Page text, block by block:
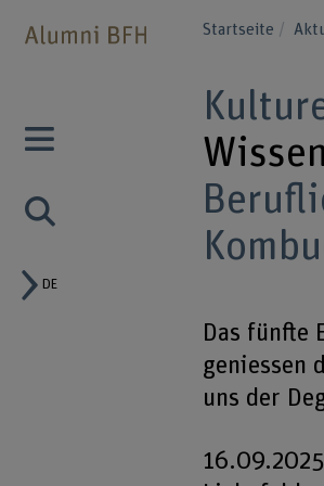
DE
Startseite
Das fünfte
geniessen
uns der